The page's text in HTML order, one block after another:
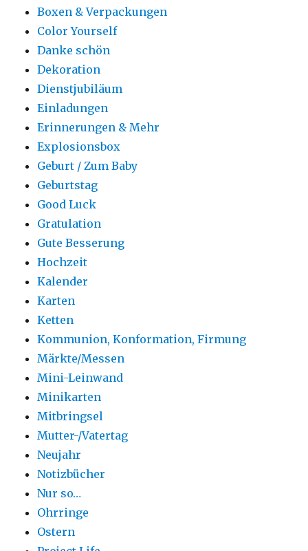
Boxen & Verpackungen
Color Yourself
Danke schön
Dekoration
Dienstjubiläum
Einladungen
Erinnerungen & Mehr
Explosionsbox
Geburt / Zum Baby
Geburtstag
Good Luck
Gratulation
Gute Besserung
Hochzeit
Kalender
Karten
Ketten
Kommunion, Konformation, Firmung
Märkte/Messen
Mini-Leinwand
Minikarten
Mitbringsel
Mutter-/Vatertag
Neujahr
Notizbücher
Nur so…
Ohrringe
Ostern